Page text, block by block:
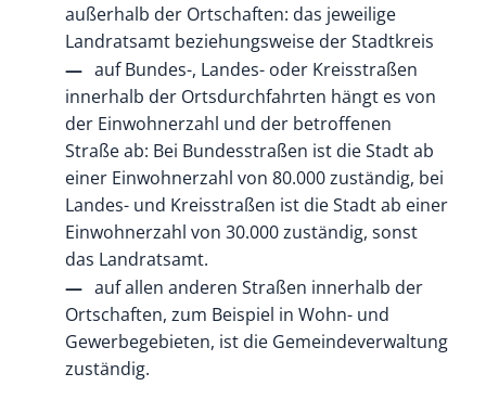
außerhalb der Ortschaften: das jeweilige
Landratsamt beziehungsweise der Stadtkreis
auf Bundes-, Landes- oder Kreisstraßen
innerhalb der Ortsdurchfahrten hängt es von
der Einwohnerzahl und der betroffenen
Straße ab: Bei Bundesstraßen ist die Stadt ab
einer Einwohnerzahl von 80.000 zuständig, bei
Landes- und Kreisstraßen ist die Stadt ab einer
Einwohnerzahl von 30.000 zuständig, sonst
das Landratsamt.
auf allen anderen Straßen innerhalb der
Ortschaften, zum Beispiel in Wohn- und
Gewerbegebieten, ist die Gemeindeverwaltung
zuständig.